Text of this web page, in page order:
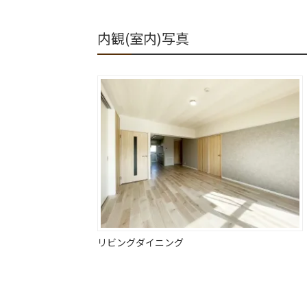
内観(室内)写真
リビングダイニング